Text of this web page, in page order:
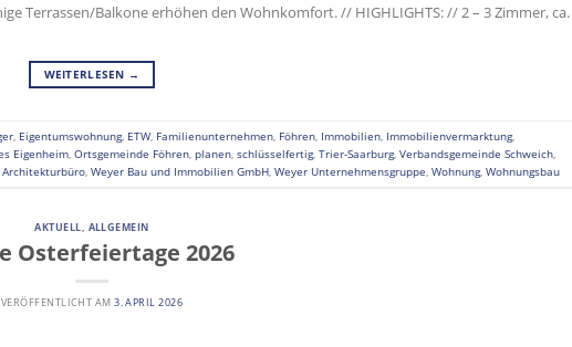
Terrassen/Balkone erhöhen den Wohnkomfort. // HIGHLIGHTS: // 2 – 3 Zimmer, ca.
WEITERLESEN →
, Eigentumswohnung, ETW, Familienunternehmen, Föhren, Immobilien, Immobilienvermarktung,
Eigenheim, Ortsgemeinde Föhren, planen, schlüsselfertig, Trier-Saarburg, Verbandsgemeinde Schweich,
Architekturbüro, Weyer Bau und Immobilien GmbH, Weyer Unternehmensgruppe, Wohnung, Wohnungsbau
AKTUELL, ALLGEMEIN
Osterfeiertage 2026
VERÖFFENTLICHT AM3. APRIL 2026